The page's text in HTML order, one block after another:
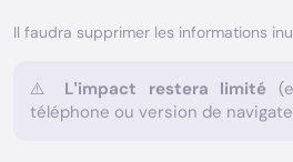
Il faudra supprimer les informations
⚠️ L’impact restera limité
téléphone ou version de